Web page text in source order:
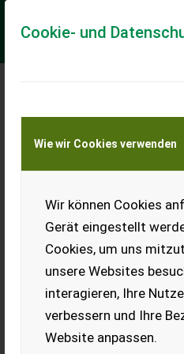
Cookie- und
Wie wir Cookies verwenden
Wir können Cookies
Gerät eingestellt
Cookies, um uns
unsere Websites
interagieren, Ihre
verbessern und Ihre
Website anpassen.
Meine
Transport von Land-
KEINE
Ladeort